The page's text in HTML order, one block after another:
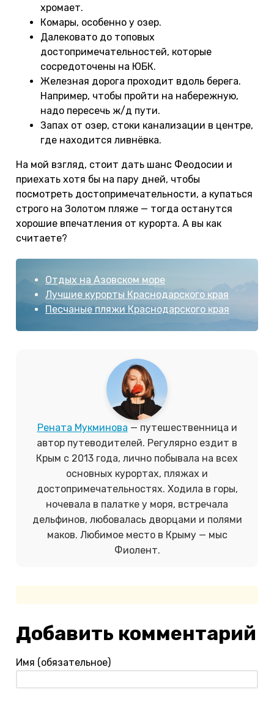
хромает.
Комары, особенно у озер.
Далековато до топовых
достопримечательностей, которые
сосредоточены на ЮБК.
Железная дорога проходит вдоль берега.
Например, чтобы пройти на набережную,
надо пересечь ж/д пути.
Запах от озер, стоки канализации в центре,
где находится ливнёвка.
На мой взгляд, стоит дать шанс Феодосии и
приехать хотя бы на пару дней, чтобы
посмотреть достопримечательности, а купаться
строго на Золотом пляже — тогда останутся
хорошие впечатления от курорта. А вы как
считаете?
Отдых на Азовском море
Лучшие курорты Краснодарского края
Песчаные пляжи Краснодарского края
Рената Мукминова — путешественница и
автор путеводителей. Регулярно ездит в
Крым с 2013 года, лично побывала на всех
основных курортах, пляжах и
достопримечательностях. Ходила в горы,
ночевала в палатке у моря, встречала
дельфинов, любовалась дворцами и полями
маков. Любимое место в Крыму — мыс
Фиолент.
Добавить комментарий
Имя (обязательное)